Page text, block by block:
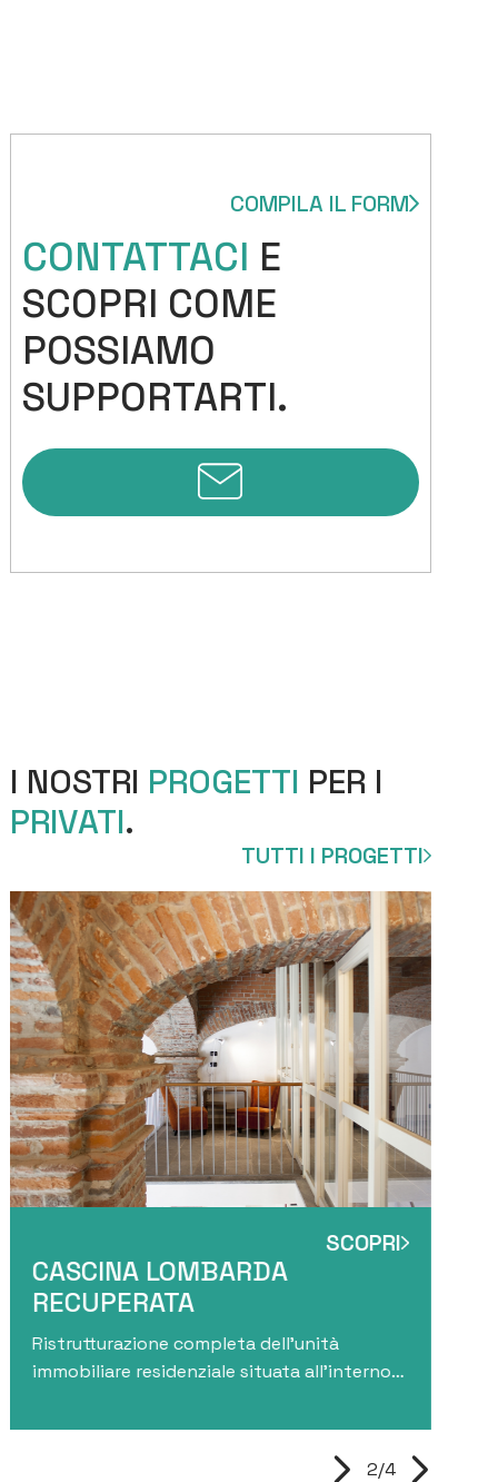
COMPILA IL FORM
CONTATTACI E
SCOPRI COME
POSSIAMO
SUPPORTARTI.
I NOSTRI PROGETTI PER I
PRIVATI.
TUTTI I PROGETTI
SCOPRI
CASCINA LOMBARDA
RECUPERATA
Ristrutturazione completa dell'unità
immobiliare residenziale situata all’interno
2/4